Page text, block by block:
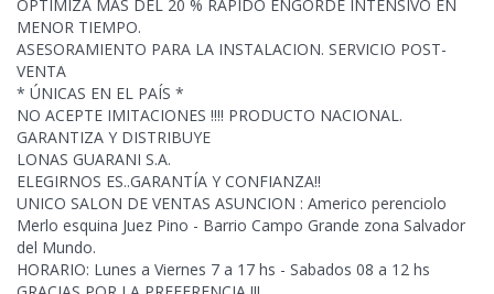
OPTIMIZA MAS DEL 20 % RÀPIDO ENGORDE INTENSIVO EN
MENOR TIEMPO.
ASESORAMIENTO PARA LA INSTALACION. SERVICIO POST-
VENTA
* ÚNICAS EN EL PAÍS *
NO ACEPTE IMITACIONES !!!! PRODUCTO NACIONAL.
GARANTIZA Y DISTRIBUYE
LONAS GUARANI S.A.
ELEGIRNOS ES..GARANTÍA Y CONFIANZA!!
UNICO SALON DE VENTAS ASUNCION : Americo perenciolo
Merlo esquina Juez Pino - Barrio Campo Grande zona Salvador
del Mundo.
HORARIO: Lunes a Viernes 7 a 17 hs - Sabados 08 a 12 hs